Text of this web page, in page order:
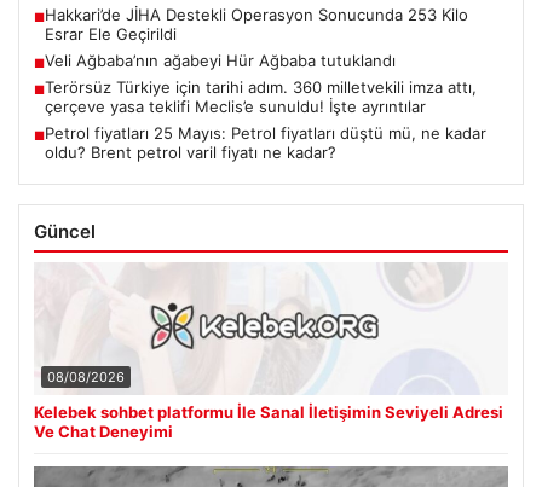
■Hakkari’de JİHA Destekli Operasyon Sonucunda 253 Kilo
Esrar Ele Geçirildi
■Veli Ağbaba’nın ağabeyi Hür Ağbaba tutuklandı
■Terörsüz Türkiye için tarihi adım. 360 milletvekili imza attı,
çerçeve yasa teklifi Meclis’e sunuldu! İşte ayrıntılar
■Petrol fiyatları 25 Mayıs: Petrol fiyatları düştü mü, ne kadar
oldu? Brent petrol varil fiyatı ne kadar?
Güncel
08/08/2026
Kelebek sohbet platformu İle Sanal İletişimin Seviyeli Adresi
Ve Chat Deneyimi